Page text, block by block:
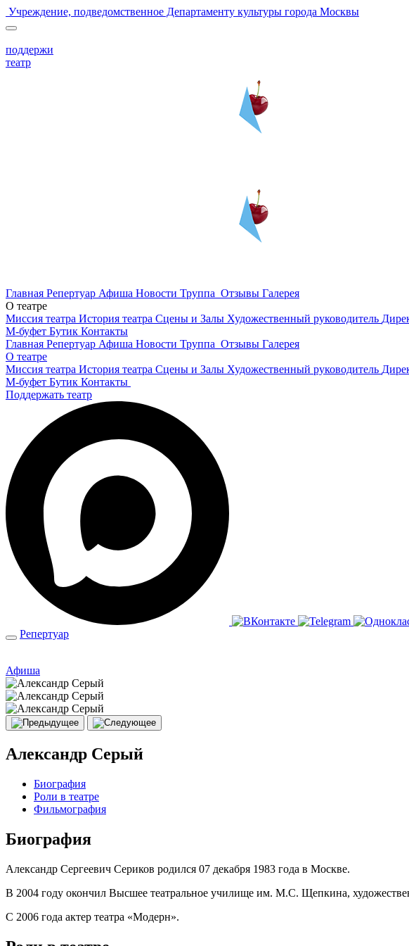
Учреждение, подведомственное Департаменту культуры города Москвы
поддержи
театр
Главная Репертуар Афиша Новости Труппа Отзывы Галерея
О театре
Миссия театра История театра Сцены и Залы Художественный руководитель
М-буфет Бутик Контакты
Главная Репертуар Афиша Новости Труппа Отзывы Галерея
О театре
Миссия театра История театра Сцены и Залы Художественный руководитель
М-буфет Бутик Контакты
Поддержать театр
Репертуар
Афиша
Александр Серый
Биография
Роли в театре
Фильмография
Биография
Александр Сергеевич Сериков родился 07 декабря 1983 года в Москве.
В 2004 году окончил Высшее театральное училище им. М.С. Щепкина,
С 2006 года актер театра «Модерн».